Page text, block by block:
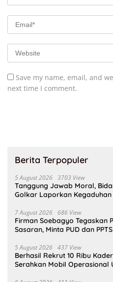
Save my name, email, and
next time I comment.
Berita Terpopuler
5 August 2026 3703 View
Tanggung Jawab Moral,
Golkar Laporkan Kegaduhan
7 August 2026 686 View
Firman Soebagyo Tegaskan
Sasaran, Minta PUD dan
5 August 2026 437 View
Berhasil Rekrut 10 Ribu
Serahkan Mobil Operasional